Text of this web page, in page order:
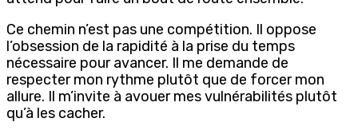
Ce chemin n’est pas une compétition. Il oppose
l’obsession de la rapidité à la prise du temps
nécessaire pour avancer. Il me demande de
respecter mon rythme plutôt que de forcer mon
allure. Il m’invite à avouer mes vulnérabilités plutôt
qu’à les cacher.